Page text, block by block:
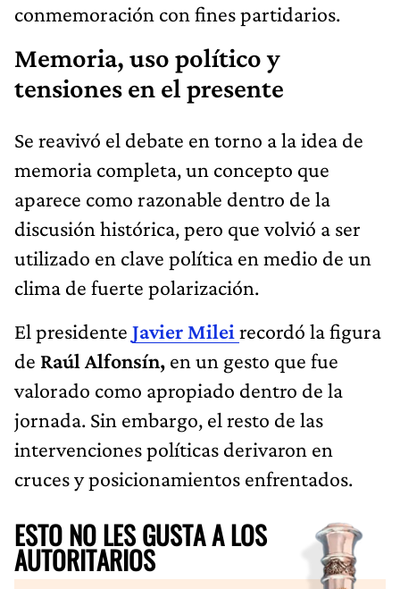
conmemoración con fines partidarios.
Memoria, uso político y
tensiones en el presente
Se reavivó el debate en torno a la idea de
memoria completa, un concepto que
aparece como razonable dentro de la
discusión histórica, pero que volvió a ser
utilizado en clave política en medio de un
clima de fuerte polarización.
El presidente Javier Milei recordó la figura
de Raúl Alfonsín, en un gesto que fue
valorado como apropiado dentro de la
jornada. Sin embargo, el resto de las
intervenciones políticas derivaron en
cruces y posicionamientos enfrentados.
ESTO NO LES GUSTA A LOS
AUTORITARIOS